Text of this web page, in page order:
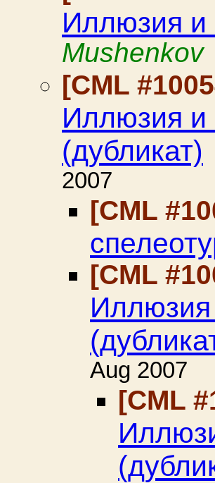
Иллюзия и
Mushenkov
[CML
Иллюзия
(дубликат)
2007
[CML
[CML
Aug 2007
[CML